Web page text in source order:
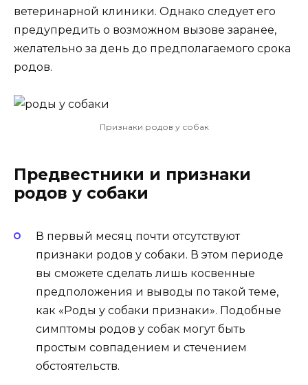
ветеринарной клиники. Однако следует его
предупредить о возможном вызове заранее,
желательно за день до предполагаемого срока
родов.
Признаки родов у собак
Предвестники и признаки
родов у собаки
В первый месяц почти отсутствуют
признаки родов у собаки. В этом периоде
вы сможете сделать лишь косвенные
предположения и выводы по такой теме,
как «Роды у собаки признаки». Подобные
симптомы родов у собак могут быть
простым совпадением и стечением
обстоятельств.